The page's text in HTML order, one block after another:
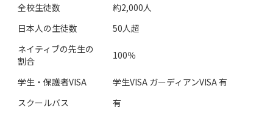
全校生徒数
約2,000人
日本人の生徒数
50人超
ネイティブの先生の
割合
100％
学生・保護者VISA
学生VISA ガーディアンVISA 有
スクールバス
有